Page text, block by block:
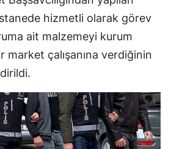
Kütahya
Malatya
Manisa
Mardin
Muğla
hizmetli olarak görev
ait malzemeyi kurum
market çalışanına verdiğinin